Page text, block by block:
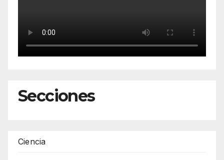
Secciones
Ciencia